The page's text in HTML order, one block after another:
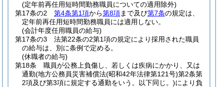
(定年前再任用短時間勤務職員についての適用除外)
第17条の2
第4条第1項から第8項まで及び第7条の規定は、
定年前再任用短時間勤務職員には適用しない。
(会計年度任用職員の給与)
第17条の3
法第22条の2第1項の規定により採用された職員
の給与は、別に条例で定める。
(休職者の給与)
第18条
職員が公務上負傷し、若しくは疾病にかかり、又は
通勤(地方公務員災害補償法(昭和42年法律第121号)第2条第
2項及び第3項に規定する通勤をいう。以下同じ。)により負